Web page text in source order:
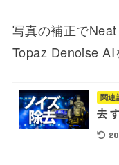
写真の補正で
Topaz Denoise AI
関連
去